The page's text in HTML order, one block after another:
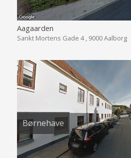
Aagaarden
Sankt Mortens Gade 4 , 9000 Aalborg
Børnehave